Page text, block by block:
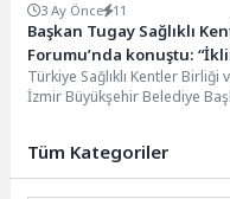
3 Ay Önce 11
Başkan Tugay Sağlıklı
Forumu’nda konuştu: “İklim
hedefleri ancak
somutlaşır”
Türkiye Sağlıklı Kentler Birliği
İzmir Büyükşehir Belediye
Tüm Kategoriler